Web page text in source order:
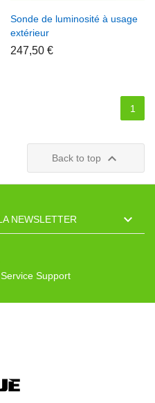
Sonde de luminosité à usage
extérieur
247,50 €
1
Back to top 
NEWSLETTER 
Support